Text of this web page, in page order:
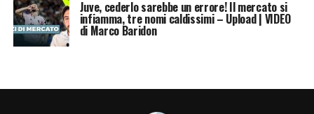
Juve, cederlo sarebbe un errore! Il mercato si
infiamma, tre nomi caldissimi – Upload | VIDEO
di Marco Baridon